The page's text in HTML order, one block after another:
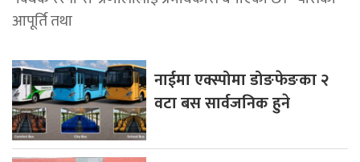
आपूर्ति तथा
नाईमा एक्स्पोमा डोङफेङका २
वटा बस सार्वजनिक हुने